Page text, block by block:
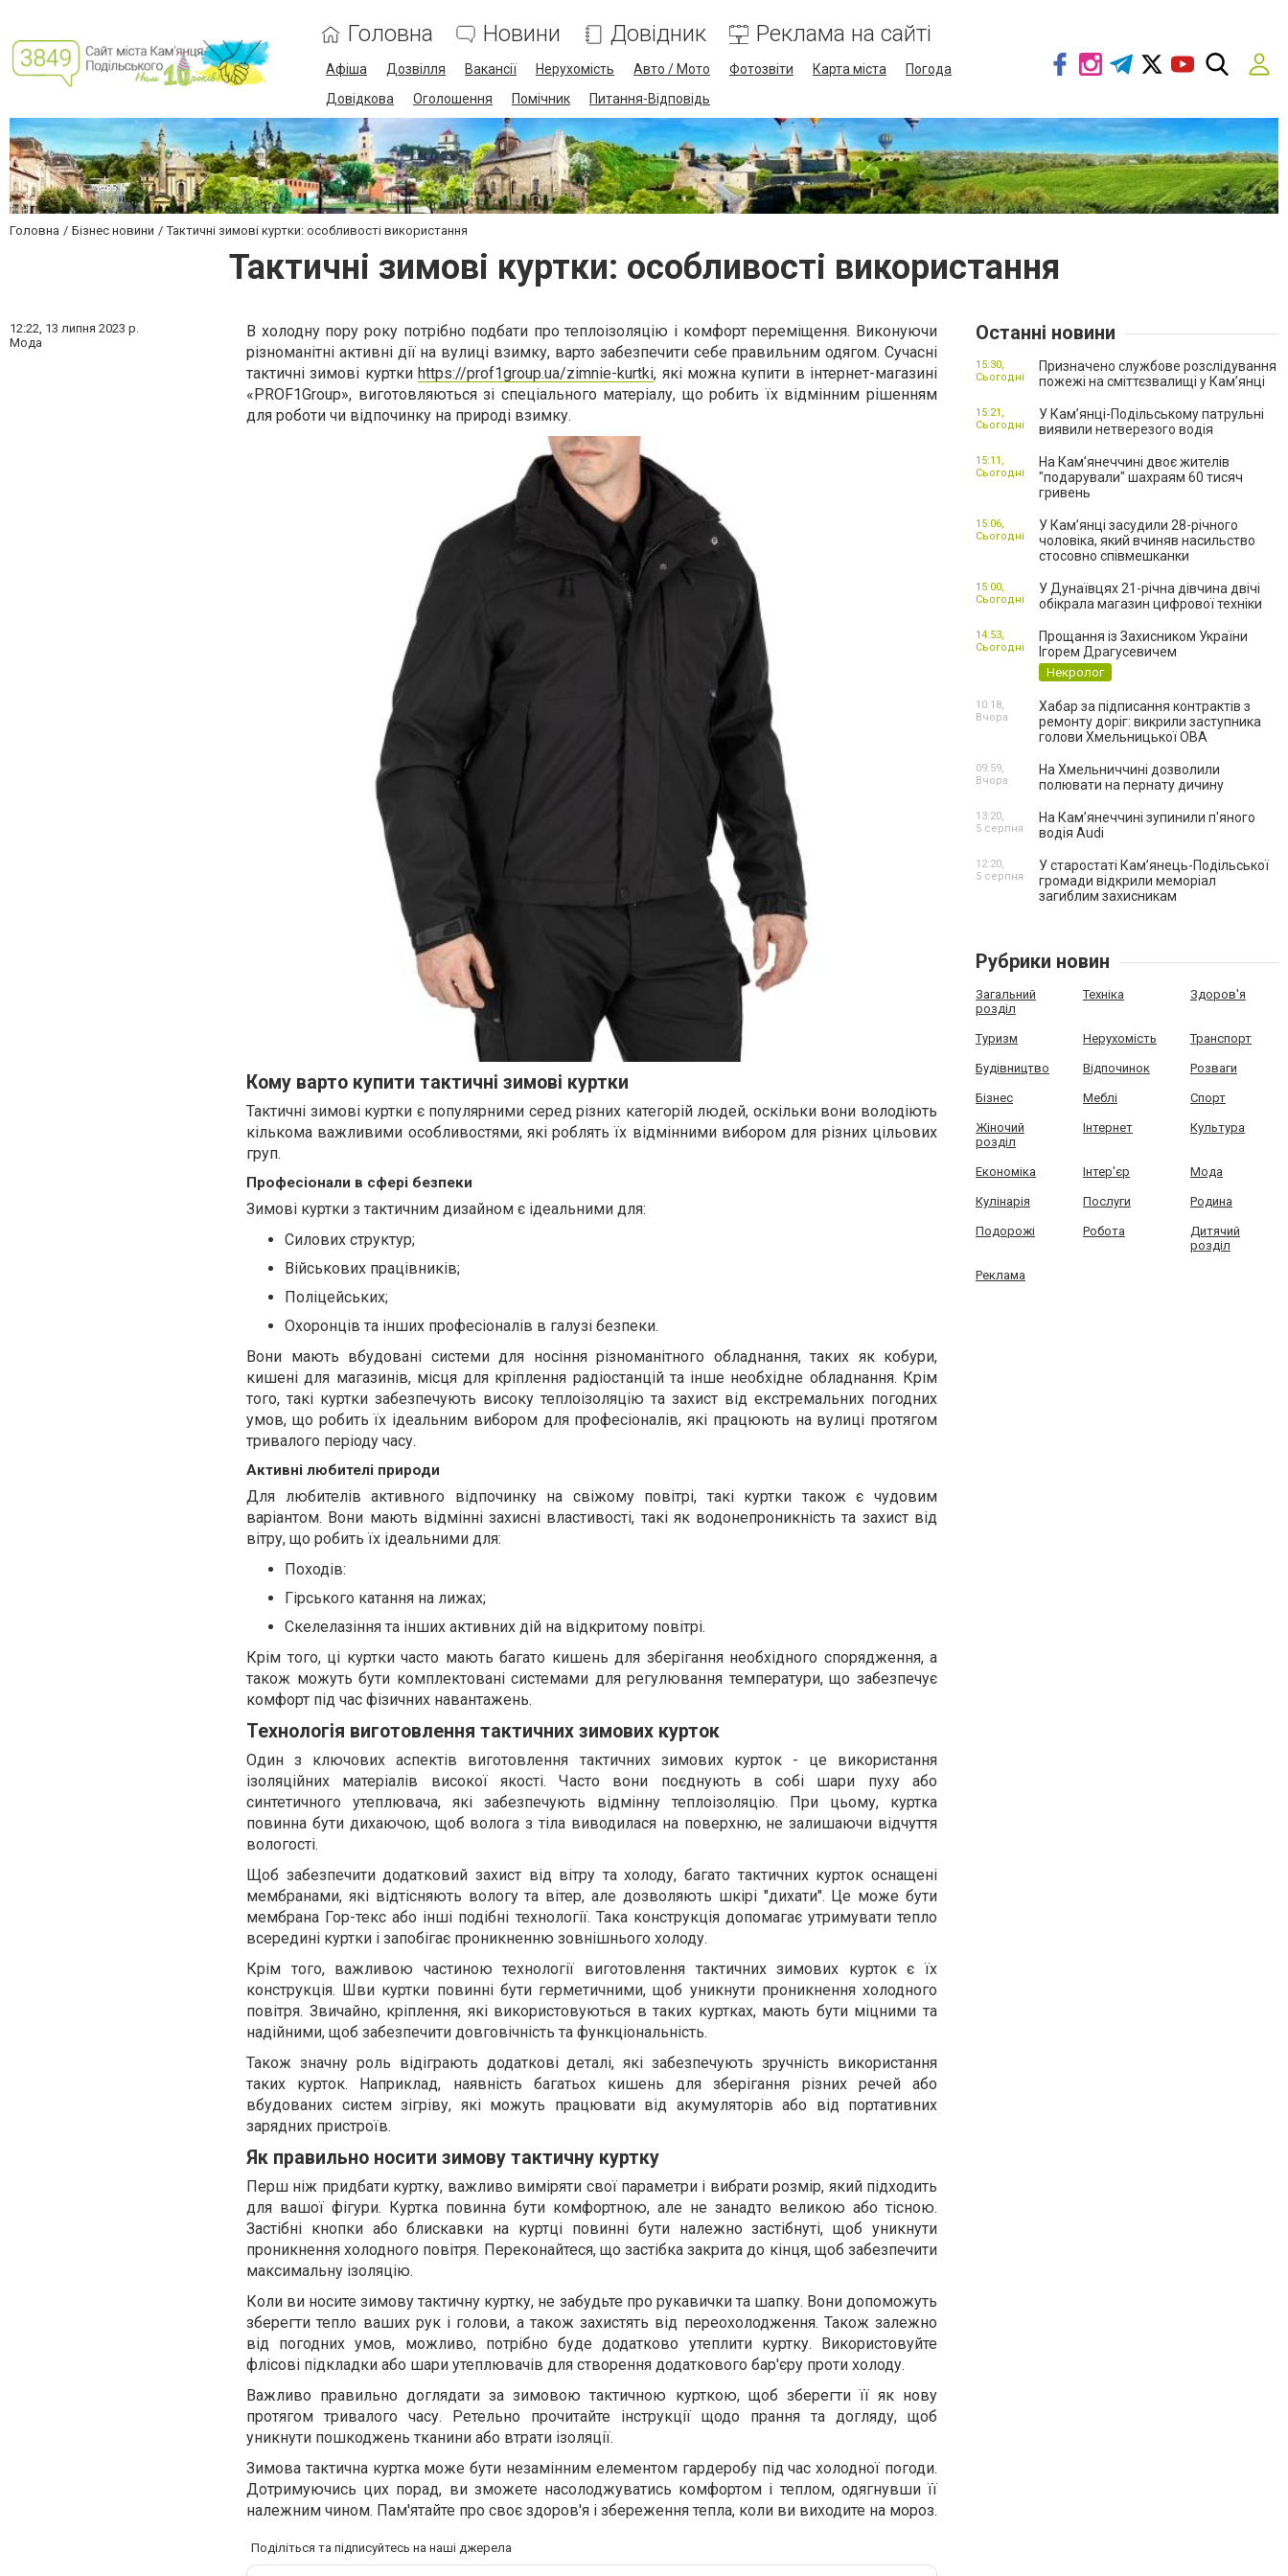
Головна Новини Довідник Реклама на сайті
Афіша Дозвілля Вакансії Нерухомість Авто / Мото Фотозвіти Карта міста
Погода
Довідкова
Оголошення Помічник Питання-Відповідь
Головна Бізнес новини Тактичні зимові куртки: особливості використання
Тактичні зимові куртки: особливості використання
12:22, 13 липня 2023 р.
Мода
В холодну пору року потрібно подбати про теплоізоляцію і комфорт переміщення. Виконуючи
різноманітні активні дії на вулиці взимку, варто забезпечити себе правильним одягом. Сучасні
тактичні зимові курткиhttps://prof1group.ua/zimnie-kurtki, які можна купити в інтернет-магазині
«PROF1Group», виготовляються зі спеціального матеріалу, що робить їх відмінним рішенням
для роботи чи відпочинку на природі взимку.
Кому варто купити тактичні зимові куртки
Тактичні зимові куртки є популярними серед різних категорій людей, оскільки вони володіють
кількома важливими особливостями, які роблять їх відмінними вибором для різних цільових
груп.
Професіонали в сфері безпеки
Зимові куртки з тактичним дизайном є ідеальними для:
Силових структур;
Військових працівників;
Поліцейських;
Охоронців та інших професіоналів в галузі безпеки.
Вони мають вбудовані системи для носіння різноманітного обладнання, таких як кобури,
кишені для магазинів, місця для кріплення радіостанцій та інше необхідне обладнання. Крім
того, такі куртки забезпечують високу теплоізоляцію та захист від екстремальних погодних
умов, що робить їх ідеальним вибором для професіоналів, які працюють на вулиці протягом
тривалого періоду часу.
Активні любителі природи
Для любителів активного відпочинку на свіжому повітрі, такі куртки також є чудовим
варіантом. Вони мають відмінні захисні властивості, такі як водонепроникність та захист від
вітру, що робить їх ідеальними для:
Походів:
Гірського катання на лижах;
Скелелазіння та інших активних дій на відкритому повітрі.
Крім того, ці куртки часто мають багато кишень для зберігання необхідного спорядження, а
також можуть бути комплектовані системами для регулювання температури, що забезпечує
комфорт під час фізичних навантажень.
Технологія виготовлення тактичних зимових курток
Один з ключових аспектів виготовлення тактичних зимових курток - це використання
ізоляційних матеріалів високої якості. Часто вони поєднують в собі шари пуху або
синтетичного утеплювача, які забезпечують відмінну теплоізоляцію. При цьому, куртка
повинна бути дихаючою, щоб волога з тіла виводилася на поверхню, не залишаючи відчуття
вологості.
Щоб забезпечити додатковий захист від вітру та холоду, багато тактичних курток оснащені
мембранами, які відтісняють вологу та вітер, але дозволяють шкірі "дихати". Це може бути
мембрана Гор-текс або інші подібні технології. Така конструкція допомагає утримувати тепло
всередині куртки і запобігає проникненню зовнішнього холоду.
Крім того, важливою частиною технології виготовлення тактичних зимових курток є їх
конструкція. Шви куртки повинні бути герметичними, щоб уникнути проникнення холодного
повітря. Звичайно, кріплення, які використовуються в таких куртках, мають бути міцними та
надійними, щоб забезпечити довговічність та функціональність.
Також значну роль відіграють додаткові деталі, які забезпечують зручність використання
таких курток. Наприклад, наявність багатьох кишень для зберігання різних речей або
вбудованих систем зігріву, які можуть працювати від акумуляторів або від портативних
зарядних пристроїв.
Як правильно носити зимову тактичну куртку
Перш ніж придбати куртку, важливо виміряти свої параметри і вибрати розмір, який підходить
для вашої фігури. Куртка повинна бути комфортною, але не занадто великою або тісною.
Застібні кнопки або блискавки на куртці повинні бути належно застібнуті, щоб уникнути
проникнення холодного повітря. Переконайтеся, що застібка закрита до кінця, щоб забезпечити
максимальну ізоляцію.
Коли ви носите зимову тактичну куртку, не забудьте про рукавички та шапку. Вони допоможуть
зберегти тепло ваших рук і голови, а також захистять від переохолодження. Також залежно
від погодних умов, можливо, потрібно буде додатково утеплити куртку. Використовуйте
флісові підкладки або шари утеплювачів для створення додаткового бар'єру проти холоду.
Важливо правильно доглядати за зимовою тактичною курткою, щоб зберегти її як нову
протягом тривалого часу. Ретельно прочитайте інструкції щодо прання та догляду, щоб
уникнути пошкоджень тканини або втрати ізоляції.
Зимова тактична куртка може бути незамінним елементом гардеробу під час холодної погоди.
Дотримуючись цих порад, ви зможете насолоджуватись комфортом і теплом, одягнувши її
належним чином. Пам'ятайте про своє здоров'я і збереження тепла, коли ви виходите на мороз.
Поділіться та підписуйтесь на наші джерела
Останні новини
Призначено службове розслідування
пожежі на сміттєзвалищі у Кам’янці
15:30,
Сьогодні
У Кам’янці-Подільському патрульні
виявили нетверезого водія
15:21,
Сьогодні
На Камʼянеччині двоє жителів
"подарували" шахраям 60 тисяч
гривень
15:11,
Сьогодні
У Камʼянці засудили 28-річного
чоловіка, який вчиняв насильство
стосовно співмешканки
15:06,
Сьогодні
У Дунаївцях 21-річна дівчина двічі
обікрала магазин цифрової техніки
15:00,
Сьогодні
Прощання із Захисником України
Ігорем Драгусевичем
Некролог
14:53,
Сьогодні
Хабар за підписання контрактів з
ремонту доріг: викрили заступника
голови Хмельницької ОВА
10:18,
Вчора
На Хмельниччині дозволили
полювати на пернату дичину
09:59,
Вчора
На Камʼянеччині зупинили п'яного
водія Audi
13:20,
5 серпня
У старостаті Кам’янець-Подільської
громади відкрили меморіал
загиблим захисникам
12:20,
5 серпня
Рубрики новин
Загальний
розділ
Техніка Здоров'я
Туризм Нерухомість Транспорт
Будівництво Відпочинок Розваги
Бізнес Меблі Спорт
Жіночий
розділ
Інтернет Культура
Економіка Інтер'єр Мода
Кулінарія Послуги Родина
Подорожі Робота
Дитячий
розділ
Реклама